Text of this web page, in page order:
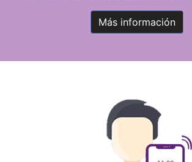
Más información